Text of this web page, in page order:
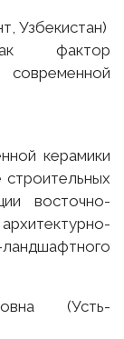
Узбекистан)
фактор
керамики
восточно-
(Усть-